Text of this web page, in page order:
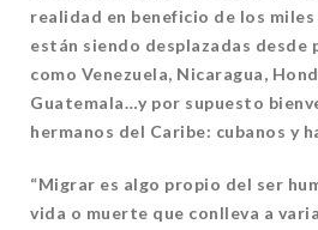
realidad en beneficio de los
están siendo desplazadas desde
como Venezuela, Nicaragua,
Guatemala…y por supuesto
hermanos del Caribe: cubanos y
“Migrar es algo propio del ser
vida o muerte que conlleva a